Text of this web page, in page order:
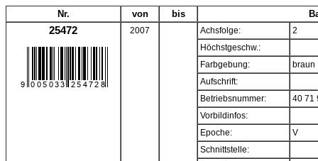
Nr. von bis
25472 2007 Achsfolge:
2
Höchstgeschw.:
Farbgebung:
braun
Aufschrift:
Betriebsnummer:
40 71
Vorbildinfos:
Epoche:
V
Schnittstelle: